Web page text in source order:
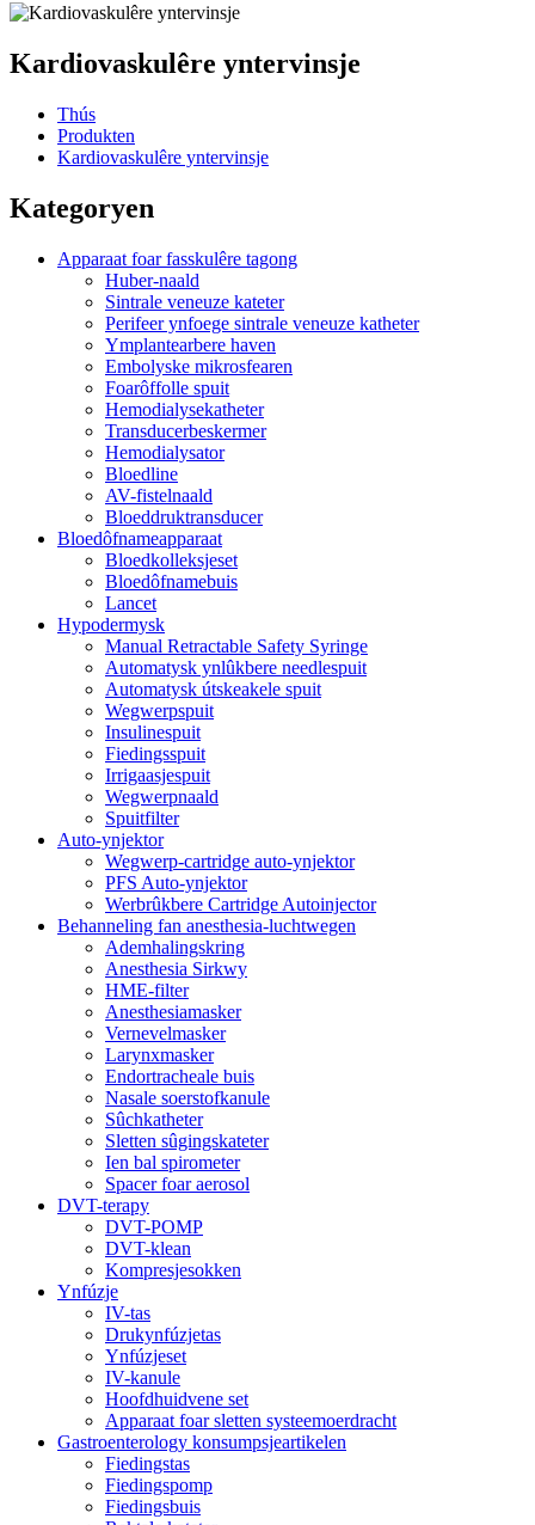
Kardiovaskulêre yntervinsje
Thús
Produkten
Kardiovaskulêre yntervinsje
Kategoryen
Apparaat foar fasskulêre tagong
Huber-naald
Sintrale veneuze kateter
Perifeer ynfoege sintrale veneuze katheter
Ymplantearbere haven
Embolyske mikrosfearen
Foarôffolle spuit
Hemodialysekatheter
Transducerbeskermer
Hemodialysator
Bloedline
AV-fistelnaald
Bloeddruktransducer
Bloedôfnameapparaat
Bloedkolleksjeset
Bloedôfnamebuis
Lancet
Hypodermysk
Manual Retractable Safety Syringe
Automatysk ynlûkbere needlespuit
Automatysk útskeakele spuit
Wegwerpspuit
Insulinespuit
Fiedingsspuit
Irrigaasjespuit
Wegwerpnaald
Spuitfilter
Auto-ynjektor
Wegwerp-cartridge auto-ynjektor
PFS Auto-ynjektor
Werbrûkbere Cartridge Autoinjector
Behanneling fan anesthesia-luchtwegen
Ademhalingskring
Anesthesia Sirkwy
HME-filter
Anesthesiamasker
Vernevelmasker
Larynxmasker
Endortracheale buis
Nasale soerstofkanule
Sûchkatheter
Sletten sûgingskateter
Ien bal spirometer
Spacer foar aerosol
DVT-terapy
DVT-POMP
DVT-klean
Kompresjesokken
Ynfúzje
IV-tas
Drukynfúzjetas
Ynfúzjeset
IV-kanule
Hoofdhuidvene set
Apparaat foar sletten systeemoerdracht
Gastroenterology konsumpsjeartikelen
Fiedingstas
Fiedingspomp
Fiedingsbuis